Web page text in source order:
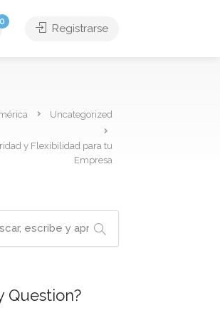
0
Registrarse
Uncategorized
y Flexibilidad para tu
Empresa
Question?